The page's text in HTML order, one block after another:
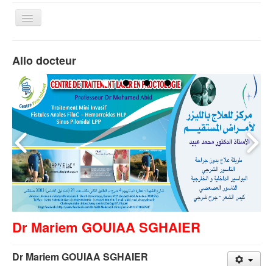
Basculer
Contact
Allo docteur
Dr Mariem GOUIAA SGHAIER
Dr Mariem GOUIAA SGHAIER